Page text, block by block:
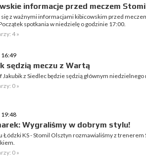
informacje przed meczem
się z ważnymi informacjami kibicowskim przed
spotkania w niedzielę o godzinie 17:00.
4 »
16:49
sędzią meczu z Wartą
z Siedlec będzie sędzią głównym niedzielnego
0 »
19:48
Wygraliśmy w dobrym stylu!
Łódzki KS - Stomil Olsztyn rozmawialiśmy z
0 »